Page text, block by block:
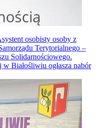
osobisty osoby z
Terytorialnego –
Solidarnościowego.
Białośliwiu ogłasza nabór